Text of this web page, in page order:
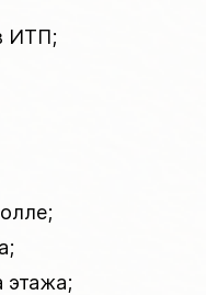
ИТП;
этажа;